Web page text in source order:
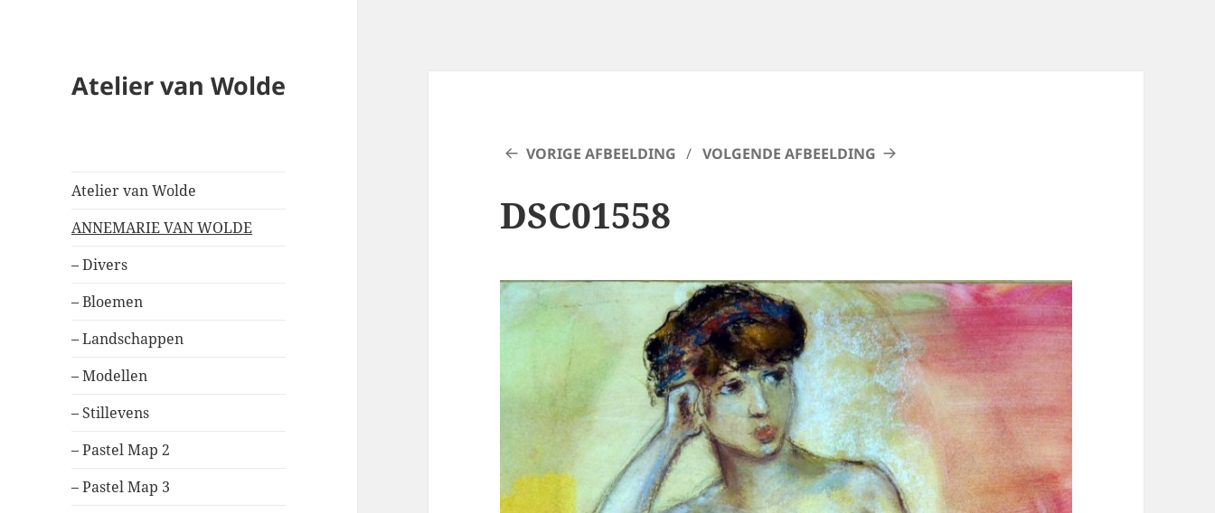
Atelier van Wolde
Atelier van Wolde
ANNEMARIE VAN WOLDE
– Divers
– Bloemen
– Landschappen
– Modellen
– Stillevens
– Pastel Map 2
– Pastel Map 3
VORIGE AFBEELDING VOLGENDE AFBEELDING
DSC01558